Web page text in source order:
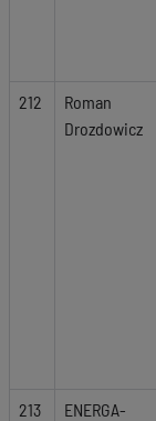
212
Roman
Drozdowicz
213 ENERGA-